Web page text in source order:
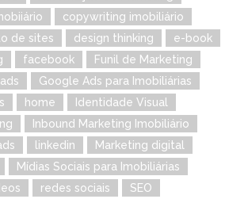
copywriting imobiliário
de sites
design thinking
e-book
facebook
Funil de Marketing
Google Ads para Imobiliárias
home
Identidade Visual
Inbound Marketing Imobiliário
linkedin
Marketing digital
Mídias Sociais para Imobiliárias
redes sociais
SEO